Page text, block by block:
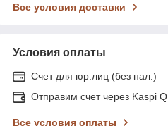
Все условия доставки
Условия оплаты
Счет для юр.лиц (без нал.)
Отправим счет через Kaspi
Все условия оплаты